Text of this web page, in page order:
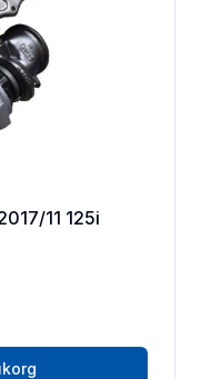
11 125i